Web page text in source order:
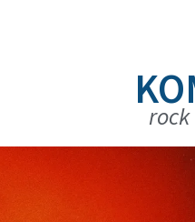
rock